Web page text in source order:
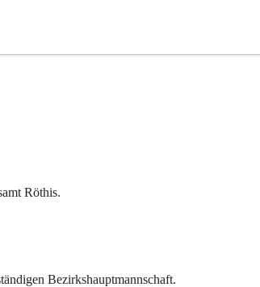
Röthis.
Bezirkshauptmannschaft.